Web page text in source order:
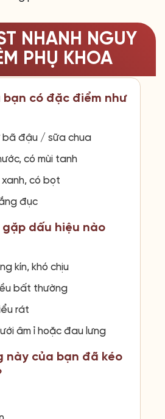
NHANH NGUY
PHỤ KHOA
bạn có đặc điểm như
bã đậu / sữa chua
có mùi tanh
có bọt
đục
gặp dấu hiệu nào
kín, khó chịu
bất thường
rát
âm ỉ hoặc đau lưng
này của bạn đã kéo